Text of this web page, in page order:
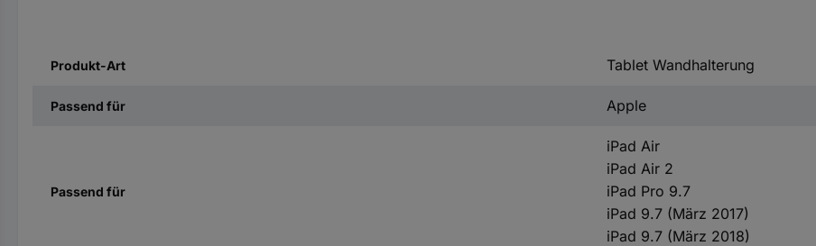
Produkt-Art Tablet Wandhalterung
Passend für Apple
Passend für
iPad Air
iPad Air 2
iPad Pro 9.7
iPad 9.7 (März 2017)
iPad 9.7 (März 2018)